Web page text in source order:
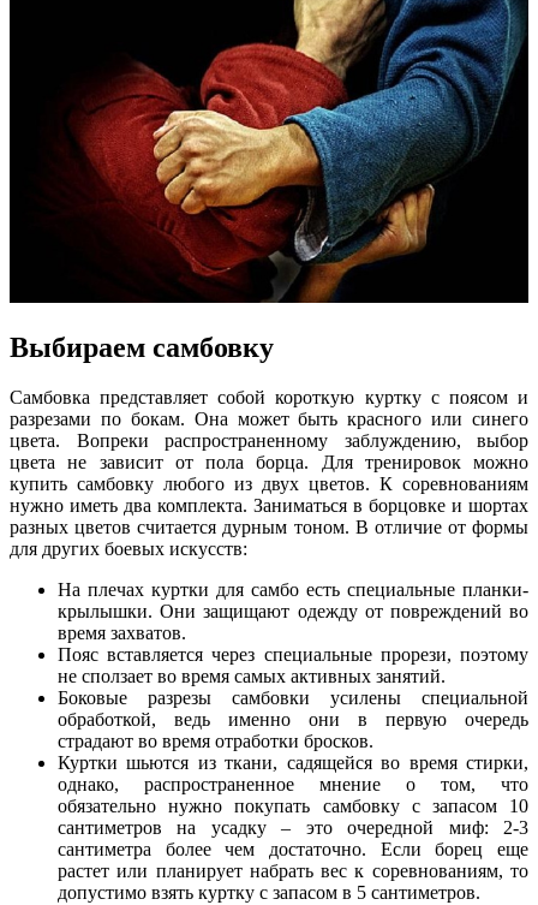
Выбираем самбовку
Самбовка представляет собой короткую куртку с поясом и
разрезами по бокам. Она может быть красного или синего
цвета. Вопреки распространенному заблуждению, выбор
цвета не зависит от пола борца. Для тренировок можно
купить самбовку любого из двух цветов. К соревнованиям
нужно иметь два комплекта. Заниматься в борцовке и шортах
разных цветов считается дурным тоном. В отличие от формы
для других боевых искусств:
На плечах куртки для самбо есть специальные планки-
крылышки. Они защищают одежду от повреждений во
время захватов.
Пояс вставляется через специальные прорези, поэтому
не сползает во время самых активных занятий.
Боковые разрезы самбовки усилены специальной
обработкой, ведь именно они в первую очередь
страдают во время отработки бросков.
Куртки шьются из ткани, садящейся во время стирки,
однако, распространенное мнение о том, что
обязательно нужно покупать самбовку с запасом 10
сантиметров на усадку – это очередной миф: 2-3
сантиметра более чем достаточно. Если борец еще
растет или планирует набрать вес к соревнованиям, то
допустимо взять куртку с запасом в 5 сантиметров.